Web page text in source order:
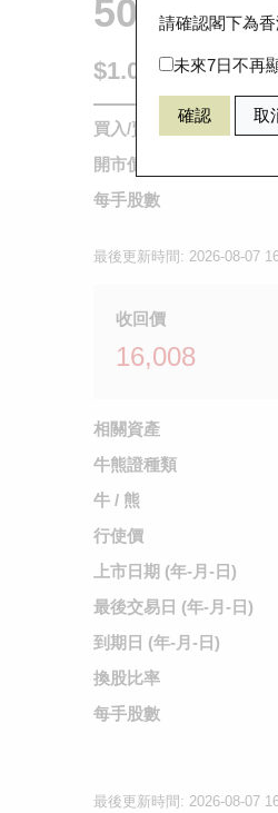
請確認閣下為
未來7日不再
確認 取
50384 瑞
$1.04 即時
買入/賣出價
開市價
每手股數
最後更新時間: 2026-08-07
收回價
16,008
相關資產
牛熊證種類
牛 / 熊
行使價
上市日期 (年-月-日)
最後交易日 (年-月-日)
到期日 (年-月-日)
換股比率
每手股數
最後更新時間: 2026-08-07